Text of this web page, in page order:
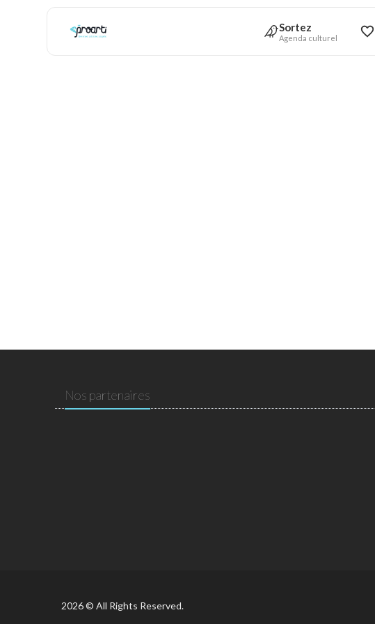
Sortez
Agenda culturel
Nos partenaires
2026 © All Rights Reserved.